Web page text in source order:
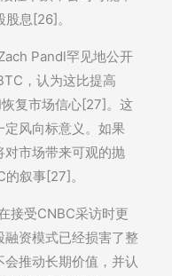
息[26]。
Pandl罕见地公开
，认为这比提高
复市场信心[27]。这
风向标意义。如果
市场带来可观的抛
叙事[27]。
接受CNBC采访时更
资模式已经损害了整
推动长期价值，并认